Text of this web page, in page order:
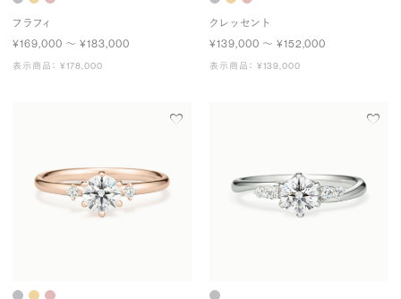
フラフィ
¥169,000 〜 ¥183,000
表示商品： ¥178,000
クレッセント
¥139,000 〜 ¥152,000
表示商品： ¥139,000